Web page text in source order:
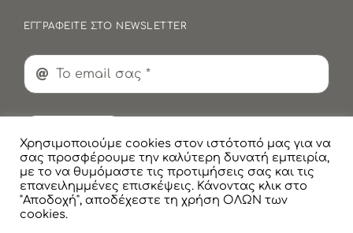
ΕΓΓΡΑΦΕΙΤΕ ΣΤΟ NEWSLETTER
© Copyright
Χρησιμοποιούμε cookies στον ιστότοπό μας για να
σας προσφέρουμε την καλύτερη δυνατή εμπειρία,
με το να θυμόμαστε τις προτιμήσεις σας και τις
επανειλημμένες επισκέψεις. Κάνοντας κλικ στο
"Αποδοχή", αποδέχεστε τη χρήση ΟΛΩΝ των
cookies.